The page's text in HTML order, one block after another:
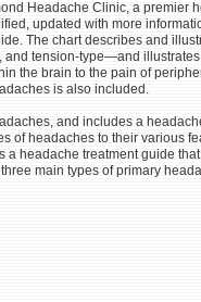
Headache Clinic, a premier
updated with more
The chart describes and
tension-type—and illustrates
the brain to the pain of
is also included.
and includes a
of headaches to their various
a headache treatment guide
main types of primary